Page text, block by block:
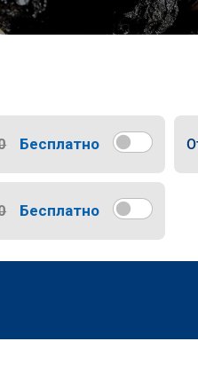
Бесплатно
Бесплатно